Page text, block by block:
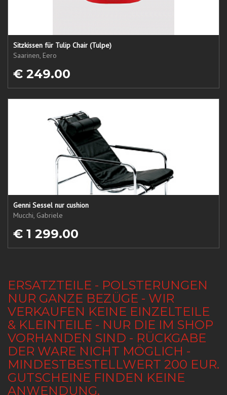
Sitzkissen für Tulip Chair (Tulpe)
Saarinen, Eero
€ 249.00
Genni Sessel nur cushion
Mucchi, Gabriele
€ 1 299.00
ERSATZTEILE - POLSTERUNGEN
NUR GANZE BEZÜGE - WIR
VERKAUFEN KEINE EINZELTEILE
& KLEINTEILE - NUR DIE IM SHOP
VORHANDEN SIND - RÜCKGABE
DER WARE NICHT MÖGLICH -
MINDESTBESTELLWERT 200 EUR.
GUTSCHEINE FINDEN KEINE
ANWENDUNG.